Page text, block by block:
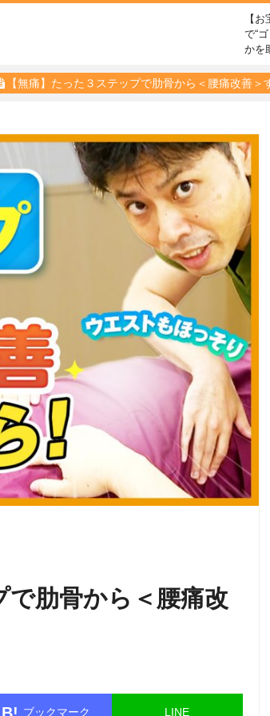
【
で“
かを
【無痛】たった３ステップで肋骨から＜腰痛改善＞
で肋骨から＜腰痛改
ブックマーク LINE